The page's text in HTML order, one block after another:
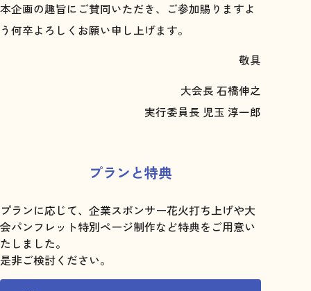
本企画の趣旨にご賛同いただき、ご参加賜りますよ
う何卒よろしくお願い申し上げます。
敬具
大会長 石橋伸之
実行委員長 児玉 淳一郎
プランと特典
プランに応じて、企業スポンサー花火打ち上げや大
会パンフレット特別ページ制作など特典をご用意い
たしました。
是非ご検討ください。